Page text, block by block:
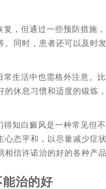
复，但通过一些预防措施
。同时，患者还可以及时
常生活中也需格外注意。
的休息习惯和适度的锻炼
得知白癜风是一种常见但
心态平和，以尽量减少症
相信许诺治的好的各种产
治的好